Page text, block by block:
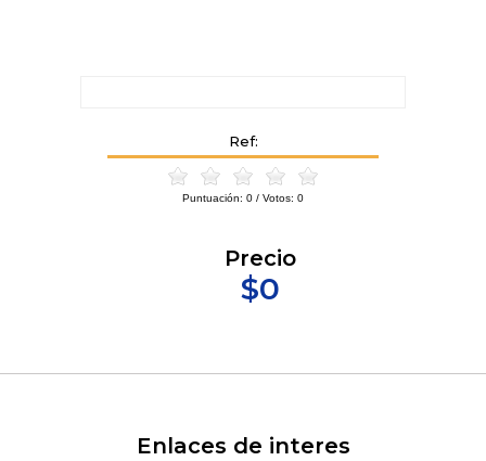
Ref:
Puntuación: 0 / Votos: 0
Precio
$0
Enlaces de interes